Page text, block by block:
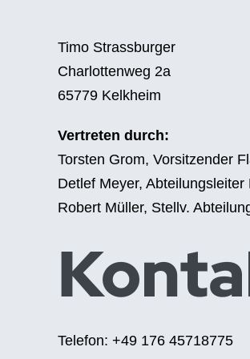
Timo Strassburger
Charlottenweg 2a
65779 Kelkheim
Vertreten durch:
Torsten Grom, Vorsitzender
Detlef Meyer, Abteilungsleiter
Robert Müller, Stellv.
Telefon: +49 176 45718775